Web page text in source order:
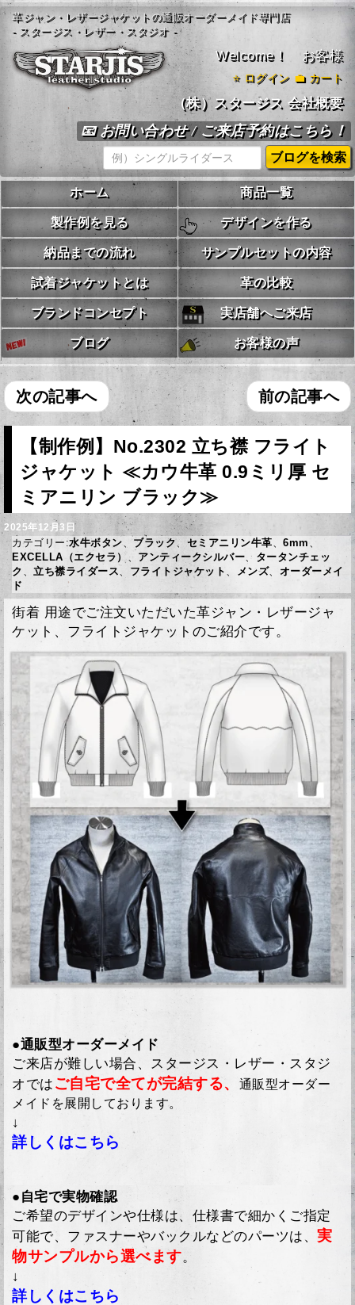
革ジャン・レザージャケットの通販オーダーメイド専門店
- スタージス・レザー・スタジオ -
Welcome！ お客様
⭐ ログイン 💼 カート
（株）スタージス 会社概要
📧 お問い合わせ / ご来店予約はこちら！
ホーム 商品一覧
製作例を見る デザインを作る
納品までの流れ サンプルセットの内容
試着ジャケットとは 革の比較
ブランドコンセプト 実店舗へご来店
ブログ お客様の声
次の記事へ 前の記事へ
【制作例】No.2302 立ち襟 フライト
ジャケット ≪カウ牛革 0.9ミリ厚 セ
ミアニリン ブラック≫
2025年12月3日
カテゴリー:水牛ボタン、 ブラック、 セミアニリン牛革、 6mm 、
EXCELLA（エクセラ） 、 アンティークシルバー、 タータンチェッ
ク 、 立ち襟ライダース、 フライトジャケット 、 メンズ、 オーダーメイ
ド
街着 用途でご注文いただいた革ジャン・レザージャ
ケット、フライトジャケットのご紹介です。
●通販型オーダーメイド
ご来店が難しい場合、スタージス・レザー・スタジ
オでは ご自宅で全てが完結する、
通販型オーダー
メイドを展開しております。
↓
詳しくはこちら
●自宅で実物確認
ご希望のデザインや仕様は、仕様書で細かくご指定
可能で、ファスナーやバックルなどのパーツは、 実
物サンプルから選べます。
↓
詳しくはこちら